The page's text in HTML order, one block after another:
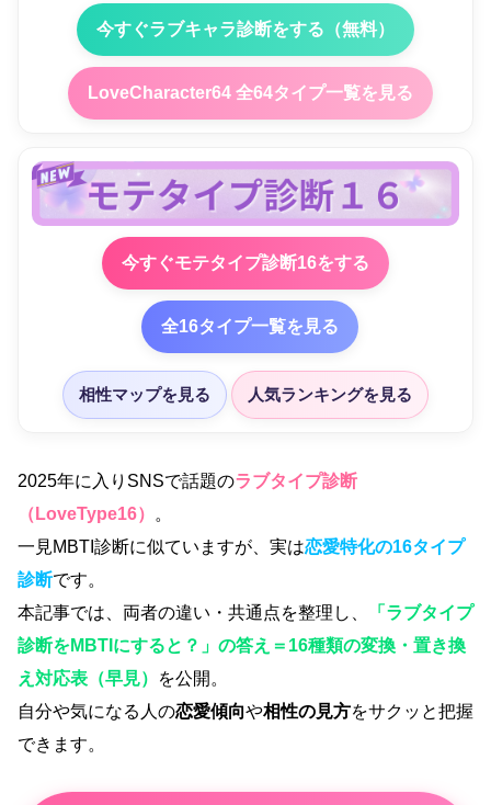
今すぐラブキャラ診断をする（無料）
LoveCharacter64 全64タイプ一覧を見る
今すぐモテタイプ診断16をする
全16タイプ一覧を見る
相性マップを見る 人気ランキングを見る
2025年に入りSNSで話題のラブタイプ診断
（LoveType16）
。
一見MBTI診断に似ていますが、実は恋愛特化の16タイプ
診断です。
本記事では、両者の違い・共通点を整理し、
「ラブタイプ
診断をMBTIにすると？」の答え＝16種類の変換・置き換
え対応表（早見）
を公開。
自分や気になる人の恋愛傾向や相性の見方をサクッと把握
できます。